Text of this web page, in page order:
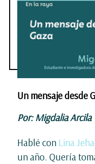
Un mensaje desde
Por: Migdalia Arcila
Hablé con Lina
un año. Quería